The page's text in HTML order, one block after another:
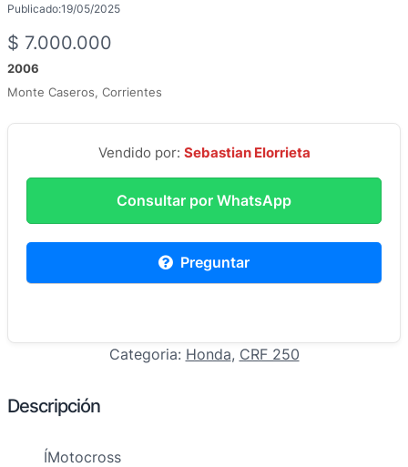
Publicado:19/05/2025
$ 7.000.000
2006
Monte Caseros, Corrientes
Vendido por: Sebastian Elorrieta
Consultar por WhatsApp
Preguntar
Categoria: Honda, CRF 250
Descripción
ÍMotocross